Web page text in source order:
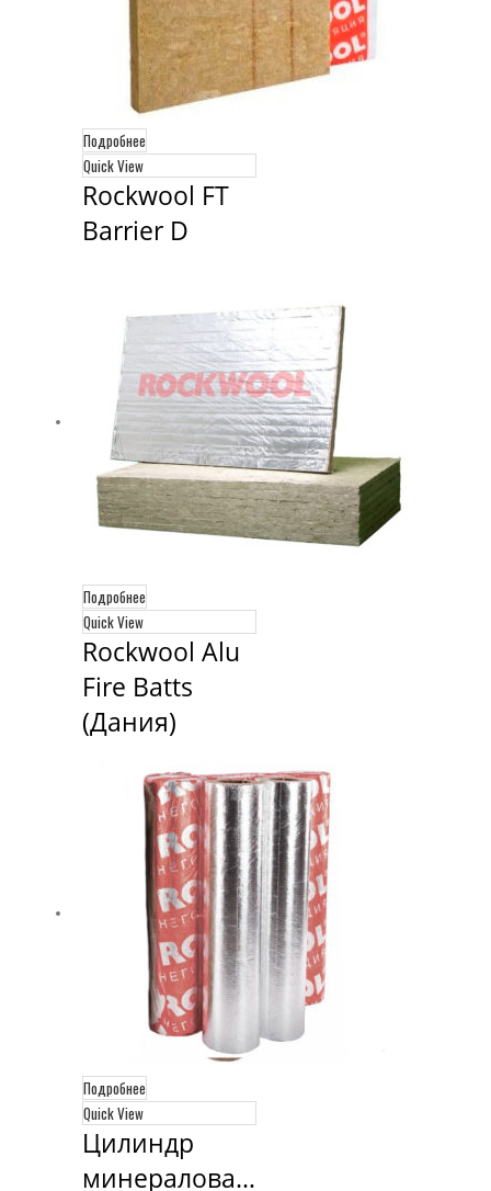
Подробнее
Quick View
Rockwool FT
Barrier D
Подробнее
Quick View
Rockwool Alu
Fire Batts
(Дания)
Подробнее
Quick View
Цилиндр
минераловатный